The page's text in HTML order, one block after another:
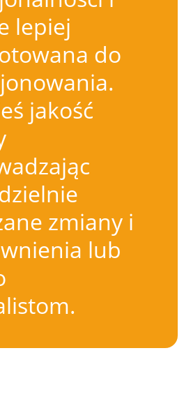
lepiej
do
jakość
zmiany i
lub